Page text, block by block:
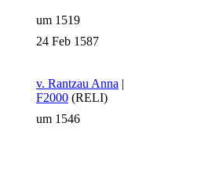
um 1519
24 Feb 1587
v. Rantzau Anna |
F2000 (RELI)
um 1546